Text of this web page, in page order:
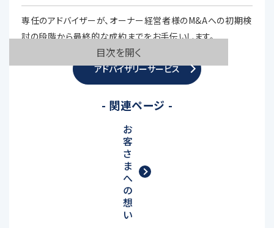
目次を開く
専任のアドバイザーが、オーナー経営者様のM&Aへの初期検
討の段階から最終的な成約までをお手伝いします。
アドバイザリーサービス
- 関連ページ -
お
客
さ
ま
へ
の
想
い